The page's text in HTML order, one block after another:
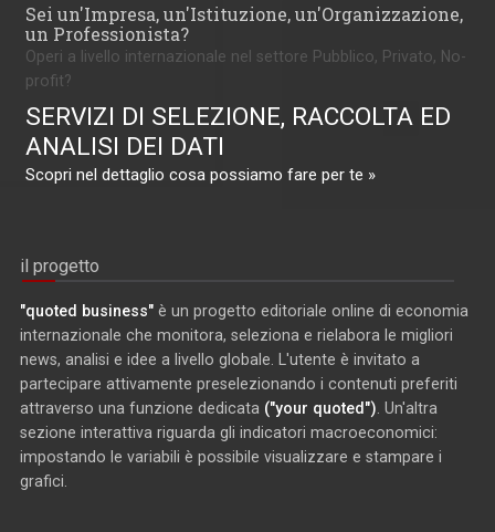
Sei un'Impresa, un'Istituzione, un'Organizzazione,
un Professionista?
Operi a livello internazionale nel settore Pubblico, Privato, No-
profit?
SERVIZI DI SELEZIONE, RACCOLTA ED
ANALISI DEI DATI
Scopri nel dettaglio cosa possiamo fare per te »
il progetto
"quoted business" è un progetto editoriale online di economia
internazionale che monitora, seleziona e rielabora le migliori
news, analisi e idee a livello globale. L'utente è invitato a
partecipare attivamente preselezionando i contenuti preferiti
attraverso una funzione dedicata ("your quoted"). Un'altra
sezione interattiva riguarda gli indicatori macroeconomici:
impostando le variabili è possibile visualizzare e stampare i
grafici.